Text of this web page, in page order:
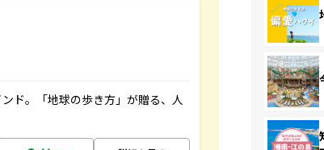
ド。「地球の歩き方」が贈る、人